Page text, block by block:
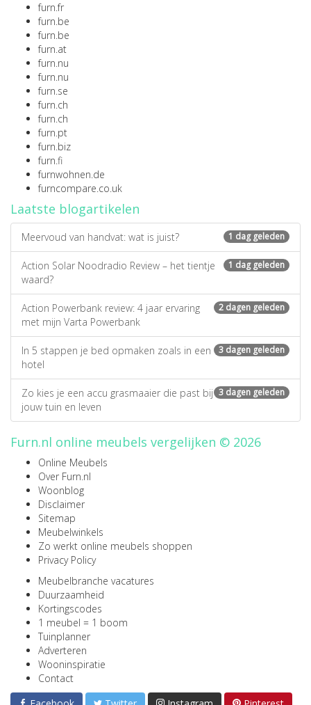
furn.fr
furn.be
furn.be
furn.at
furn.nu
furn.nu
furn.se
furn.ch
furn.ch
furn.pt
furn.biz
furn.fi
furnwohnen.de
furncompare.co.uk
Laatste blogartikelen
1 dag geleden
Meervoud van handvat: wat is juist?
1 dag geleden
Action Solar Noodradio Review – het tientje
waard?
2 dagen geleden
Action Powerbank review: 4 jaar ervaring
met mijn Varta Powerbank
3 dagen geleden
In 5 stappen je bed opmaken zoals in een
hotel
3 dagen geleden
Zo kies je een accu grasmaaier die past bij
jouw tuin en leven
Furn.nl online meubels vergelijken © 2026
Online Meubels
Over Furn.nl
Woonblog
Disclaimer
Sitemap
Meubelwinkels
Zo werkt online meubels shoppen
Privacy Policy
Meubelbranche vacatures
Duurzaamheid
Kortingscodes
1 meubel = 1 boom
Tuinplanner
Adverteren
Wooninspiratie
Contact